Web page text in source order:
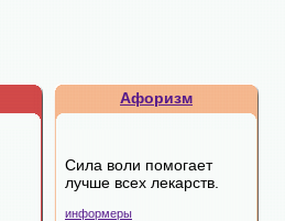
Афоризм
Сила воли помогает
лучше всех лекарств.
информеры